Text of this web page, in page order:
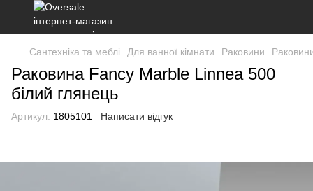
Сантехніка та меблі Для ванної кімнати Раковини
Раковина Fancy Marble Linnea 500
білий глянець
Артикул: 1805101 Написати відгук